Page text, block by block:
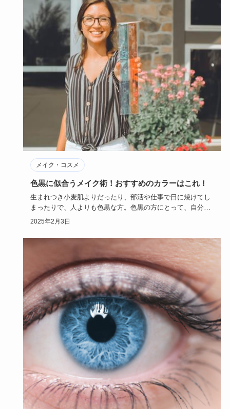
メイク・コスメ
色黒に似合うメイク術！おすすめのカラーはこれ！
生まれつき小麦肌よりだったり、部活や仕事で日に焼けてし
まったりで、人よりも色黒な方。色黒の方にとって、自分に
はどのようなメ…
2025年2月3日